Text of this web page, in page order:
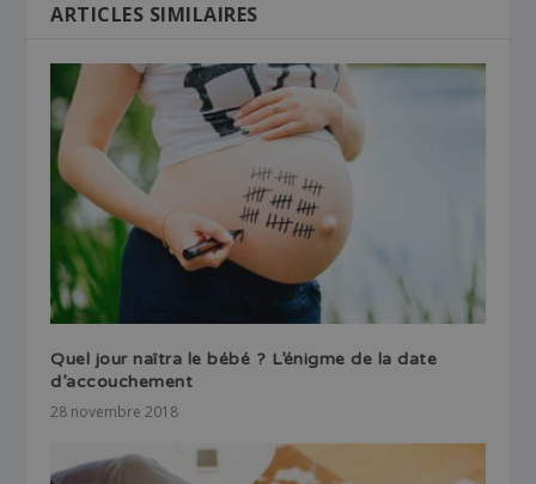
ARTICLES SIMILAIRES
Quel jour naîtra le bébé ? L’énigme de la date
d’accouchement
28 novembre 2018